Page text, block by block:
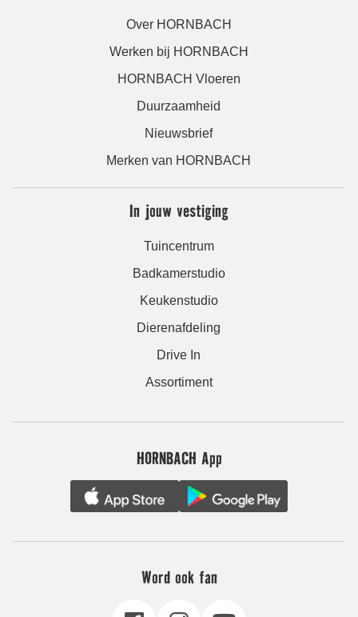
Over HORNBACH
Werken bij HORNBACH
HORNBACH Vloeren
Duurzaamheid
Nieuwsbrief
Merken van HORNBACH
In jouw vestiging
Tuincentrum
Badkamerstudio
Keukenstudio
Dierenafdeling
Drive In
Assortiment
HORNBACH App
Word ook fan